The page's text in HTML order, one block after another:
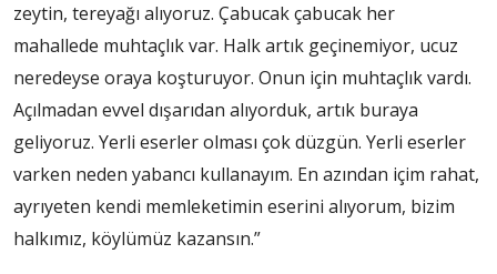
zeytin, tereyağı alıyoruz. Çabucak çabucak her
mahallede muhtaçlık var. Halk artık geçinemiyor, ucuz
neredeyse oraya koşturuyor. Onun için muhtaçlık vardı.
Açılmadan evvel dışarıdan alıyorduk, artık buraya
geliyoruz. Yerli eserler olması çok düzgün. Yerli eserler
varken neden yabancı kullanayım. En azından içim rahat,
ayrıyeten kendi memleketimin eserini alıyorum, bizim
halkımız, köylümüz kazansın.”